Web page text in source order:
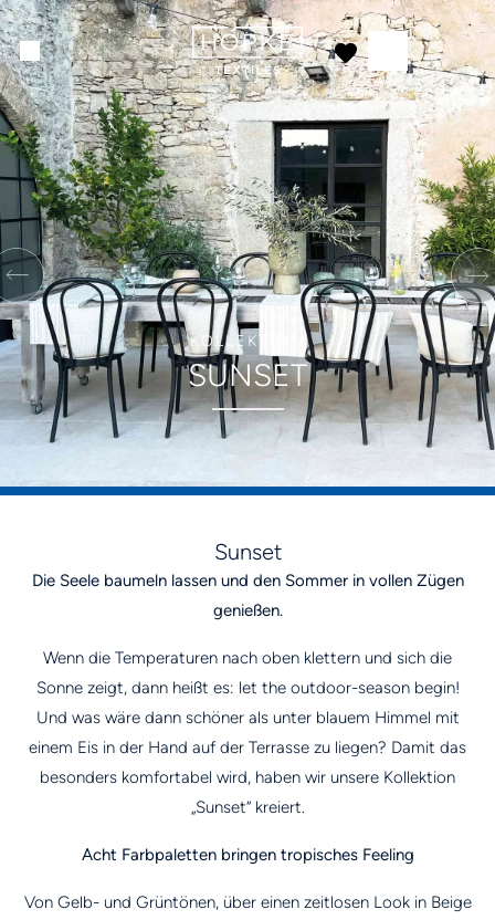
SUNSET
KOLLEKTION
Sunset
Die Seele baumeln lassen und den Sommer in vollen Zügen
genießen.
Wenn die Temperaturen nach oben klettern und sich die
Sonne zeigt, dann heißt es: let the outdoor-season begin!
Und was wäre dann schöner als unter blauem Himmel mit
einem Eis in der Hand auf der Terrasse zu liegen? Damit das
besonders komfortabel wird, haben wir unsere Kollektion
„Sunset“ kreiert.
Acht Farbpaletten bringen tropisches Feeling
Von Gelb- und Grüntönen, über einen zeitlosen Look in Beige